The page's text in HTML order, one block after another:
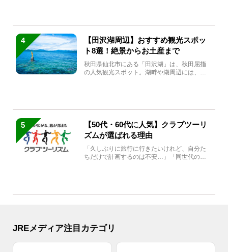
4
【田沢湖周辺】おすすめ観光スポッ
ト8選！絶景からお土産まで
秋田県仙北市にある「田沢湖」は、秋田屈指
の人気観光スポット。湖畔や湖周辺には、田
5
【50代・60代に人気】クラブツーリ
ズムが選ばれる理由
「久しぶりに旅行に行きたいけれど、自分た
ちだけで計画するのは不安…」「同世代の方
JREメディア注目カテゴリ